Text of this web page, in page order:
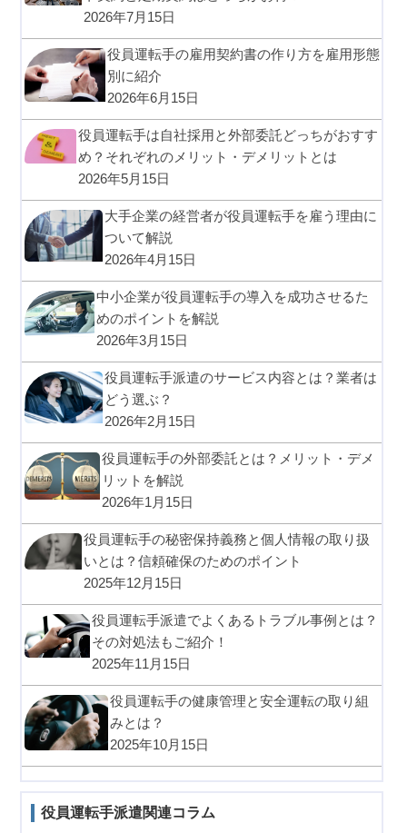
2026年7月15日
役員運転手の雇用契約書の作り方を雇用形態
別に紹介
2026年6月15日
役員運転手は自社採用と外部委託どっちがおすす
め？それぞれのメリット・デメリットとは
2026年5月15日
大手企業の経営者が役員運転手を雇う理由に
ついて解説
2026年4月15日
中小企業が役員運転手の導入を成功させるた
めのポイントを解説
2026年3月15日
役員運転手派遣のサービス内容とは？業者は
どう選ぶ？
2026年2月15日
役員運転手の外部委託とは？メリット・デメ
リットを解説
2026年1月15日
役員運転手の秘密保持義務と個人情報の取り扱
いとは？信頼確保のためのポイント
2025年12月15日
役員運転手派遣でよくあるトラブル事例とは？
その対処法もご紹介！
2025年11月15日
役員運転手の健康管理と安全運転の取り組
みとは？
2025年10月15日
役員運転手派遣関連コラム